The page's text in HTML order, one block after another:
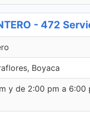
- 472
Boyaca
y de 2:00 pm a 6:00